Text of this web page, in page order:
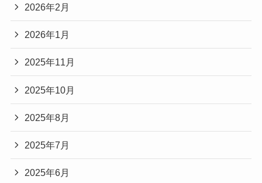
2026年2月
2026年1月
2025年11月
2025年10月
2025年8月
2025年7月
2025年6月